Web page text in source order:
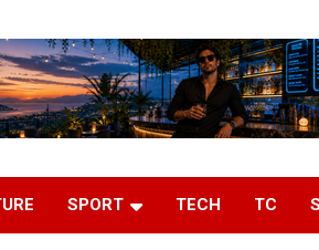
SPORT TECH TC